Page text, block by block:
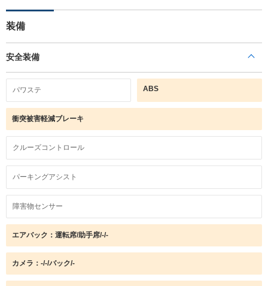
装備
安全装備
パワステ ABS
衝突被害軽減ブレーキ
クルーズコントロール
パーキングアシスト
障害物センサー
エアバック：運転席/助手席/-/-
カメラ：-/-/バック/-